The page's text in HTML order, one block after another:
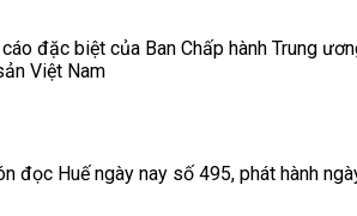
đặc biệt của Ban Chấp hành Trung
Việt Nam
đọc Huế ngày nay số 495, phát hành